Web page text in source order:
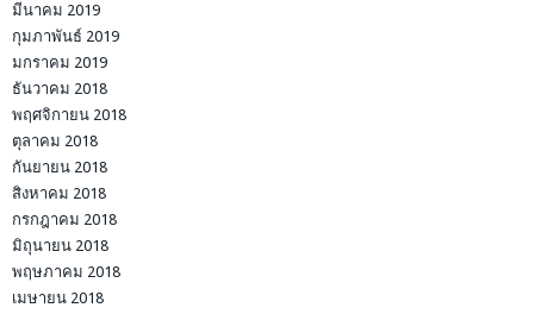
มีนาคม 2019
กุมภาพันธ์ 2019
มกราคม 2019
ธันวาคม 2018
พฤศจิกายน 2018
ตุลาคม 2018
กันยายน 2018
สิงหาคม 2018
กรกฎาคม 2018
มิถุนายน 2018
พฤษภาคม 2018
เมษายน 2018